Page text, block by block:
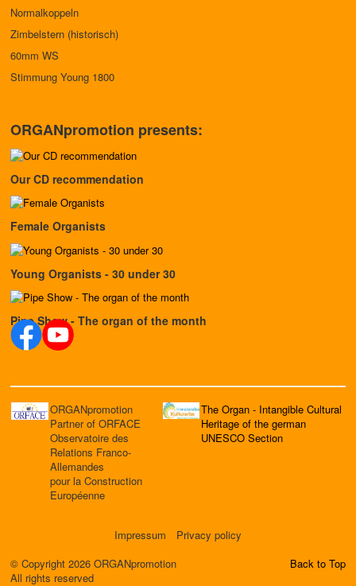
Normalkoppeln
Zimbelstern (historisch)
60mm WS
Stimmung Young 1800
ORGANpromotion presents:
Our CD recommendation
Female Organists
Young Organists - 30 under 30
Pipe Show - The organ of the month
ORGANpromotion
Partner of ORFACE
Observatoire des
Relations Franco-
Allemandes
pour la Construction
Européenne
The Organ - Intangible Cultural
Heritage of the german
UNESCO Section
Impressum
Privacy policy
© Copyright 2026 ORGANpromotion
All rights reserved
Back to Top